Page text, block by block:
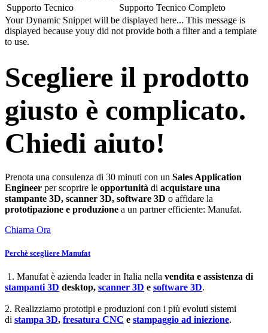
Supporto Tecnico
Supporto Tecnico Completo
Your Dynamic Snippet will be displayed here... This message is
displayed because youy did not provide both a filter and a template
to use.
Scegliere il prodotto
giusto è complicato.
Chiedi aiuto!
Prenota una consulenza di 30 minuti con un Sales Application
Engineer per scoprire le opportunità di acquistare una
stampante 3D, scanner 3D, software 3D o affidare la
prototipazione e produzione a un partner efficiente: Manufat.
Chiama Ora
Perchè scegliere Manufat
1. Manufat è azienda leader in Italia nella vendita e assistenza di
stampanti 3D desktop, scanner 3D e software 3D.
2. Realizziamo prototipi e produzioni con i più evoluti sistemi
di stampa 3D, fresatura CNC e stampaggio ad iniezione.